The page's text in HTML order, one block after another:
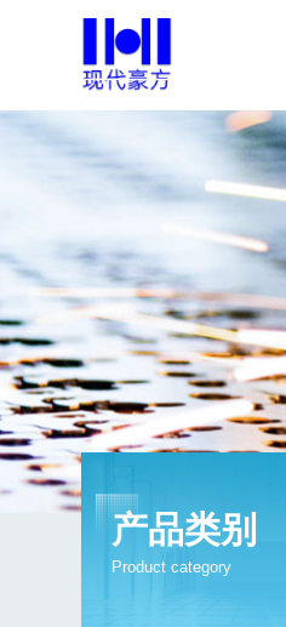
产品类别
Product category